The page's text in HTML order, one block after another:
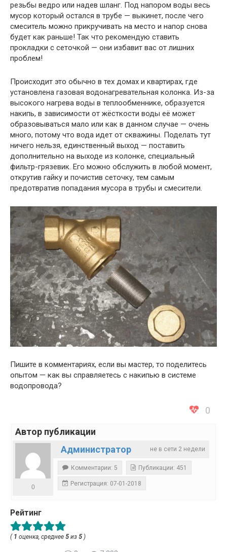
резьбы ведро или надев шланг. Под напором воды весь
мусор который остался в трубе — выкинет, после чего
смеситель можно прикручивать на место и напор снова
будет как раньше! Так что рекомендую ставить
прокладки с сеточкой — они избавит вас от лишних
проблем!
Происходит это обычно в тех домах и квартирах, где
установлена газовая водонагревательная колонка. Из-за
высокого нагрева воды в теплообменнике, образуется
накипь, в зависимости от жёсткости воды её может
образовываться мало или как в данном случае — очень
много, потому что вода идет от скважины. Поделать тут
ничего нельзя, единственный выход — поставить
дополнительно на выходе из колонке, специальный
фильтр-грязевик. Его можно обслужить в любой момент,
открутив гайку и почистив сеточку, тем самым
предотвратив попадания мусора в трубы и смесители.
Пишите в комментариях, если вы мастер, то поделитесь
опытом — как вы справляетесь с накипью в системе
водопровода?
0
Автор публикации
не в сети 2 недели
Администратор
0
Комментарии: 5 Публикации: 451
Регистрация: 07-01-2018
Рейтинг
( 1 оценка, среднее 5 из 5 )